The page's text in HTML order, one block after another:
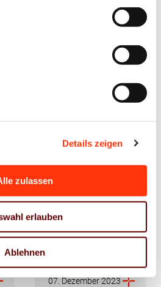
Details zeigen
zulassen
erlauben
Ablehnen
13. Dezember 2023
Volles Haus
beim
#NikolausGrillen
im Haus der
Medien
07. Dezember 2023